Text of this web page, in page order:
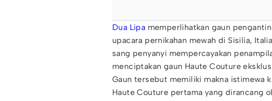
Dua Lipa memperlihatkan gaun
upacara pernikahan mewah di Sisilia,
sang penyanyi mempercayakan
menciptakan gaun Haute Couture
Gaun tersebut memiliki makna istimewa
Haute Couture pertama yang dirancang